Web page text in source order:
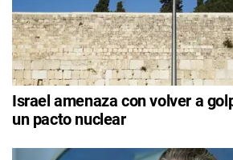
Israel amenaza con volver a
un pacto nuclear